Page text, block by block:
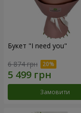
Букет "I need you"
6 874 грн
Замовити